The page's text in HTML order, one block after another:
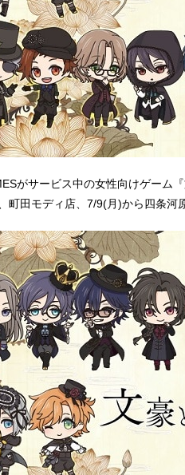
がサービス中の女性向けゲーム
町田モディ店、7/9(月)から四条河